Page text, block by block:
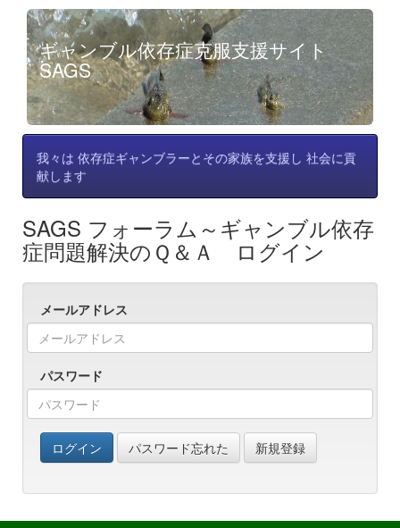
ギャンブル依存症克服支援サイト
SAGS
我々は 依存症ギャンブラーとその家族を支援し 社会に貢
献します
SAGS フォーラム～ギャンブル依存
症問題解決のＱ＆Ａ ログイン
メールアドレス
パスワード
ログイン パスワード忘れた 新規登録